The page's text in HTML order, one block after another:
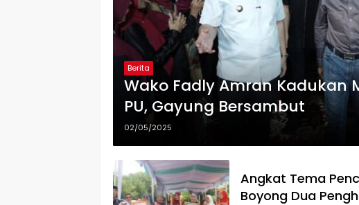
Berita
Wako Fadly Amran Kadukan
PU, Gayung Bersambut
02/05/2025
Angkat Tema
Boyong Dua